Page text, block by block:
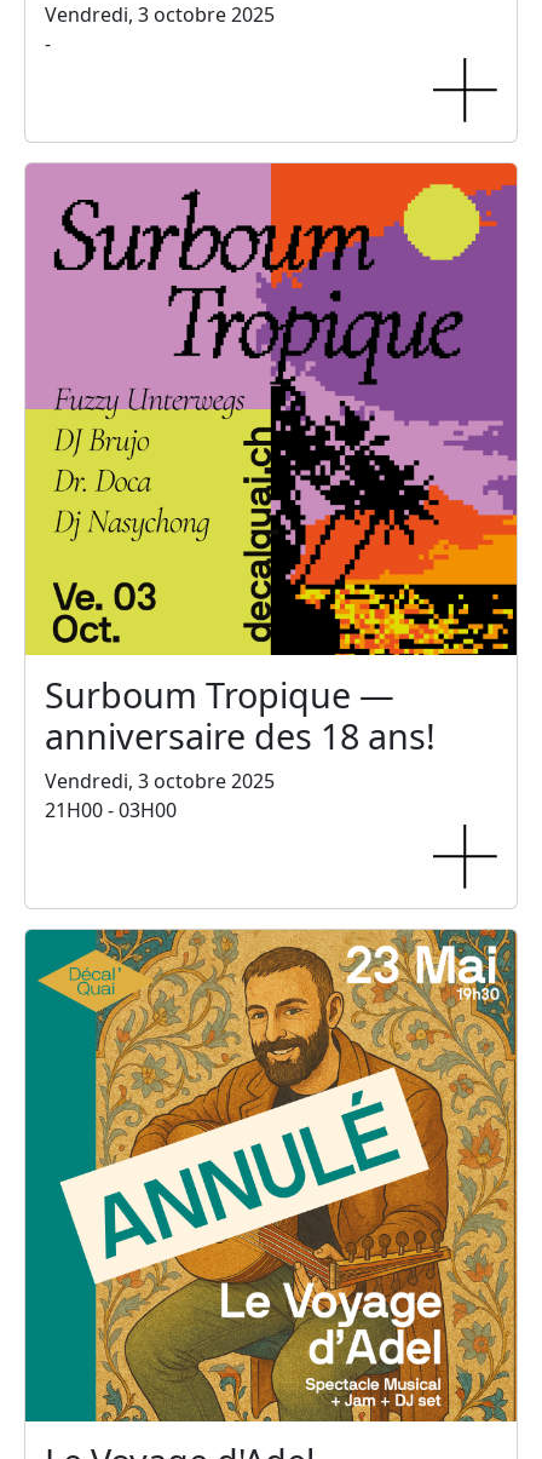
Vendredi, 3 octobre 2025
-
Surboum Tropique —
anniversaire des 18 ans!
Vendredi, 3 octobre 2025
21H00 - 03H00